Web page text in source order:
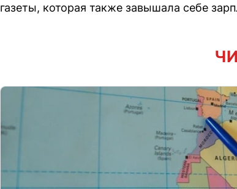
газеты, которая также завышала себе